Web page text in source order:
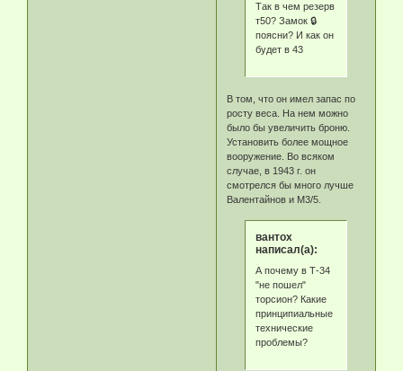
Так в чем резерв
т50? Замок 🔒
поясни? И как он
будет в 43
В том, что он имел запас по
росту веса. На нем можно
было бы увеличить броню.
Установить более мощное
вооружение. Во всяком
случае, в 1943 г. он
смотрелся бы много лучше
Валентайнов и М3/5.
вантох
написал(а):
А почему в Т-34
"не пошел"
торсион? Какие
принципиальные
технические
проблемы?